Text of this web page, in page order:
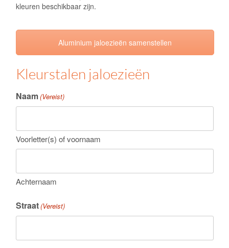
kleuren beschikbaar zijn.
Aluminium jaloezieën samenstellen
Kleurstalen jaloezieën
Naam(Vereist)
Voorletter(s) of voornaam
Achternaam
Straat(Vereist)